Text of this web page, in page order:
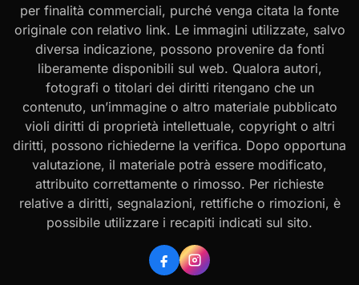
per finalità commerciali, purché venga citata la fonte
originale con relativo link. Le immagini utilizzate, salvo
diversa indicazione, possono provenire da fonti
liberamente disponibili sul web. Qualora autori,
fotografi o titolari dei diritti ritengano che un
contenuto, un’immagine o altro materiale pubblicato
violi diritti di proprietà intellettuale, copyright o altri
diritti, possono richiederne la verifica. Dopo opportuna
valutazione, il materiale potrà essere modificato,
attribuito correttamente o rimosso. Per richieste
relative a diritti, segnalazioni, rettifiche o rimozioni, è
possibile utilizzare i recapiti indicati sul sito.